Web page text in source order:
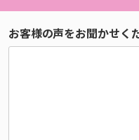
お客様の声をお聞かせく